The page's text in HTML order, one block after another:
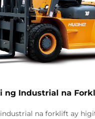
ng Industrial na
na forklift ay